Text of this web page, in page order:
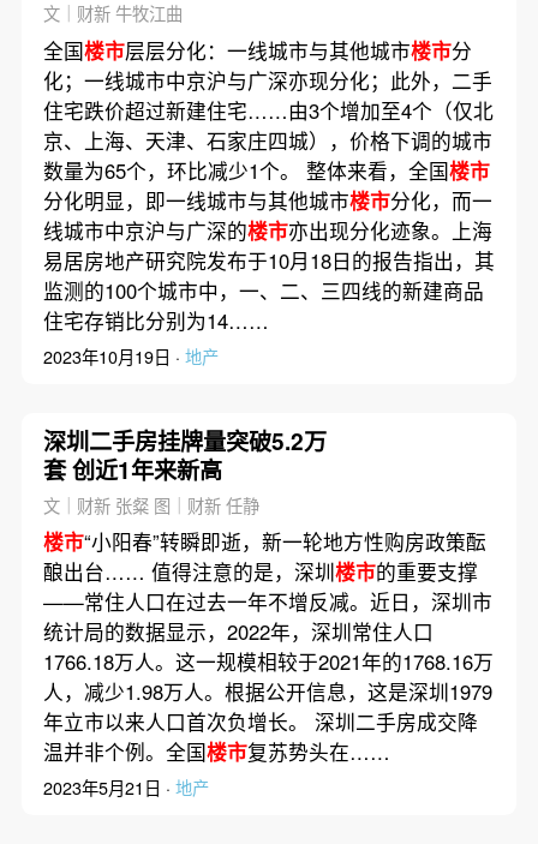
文｜财新 牛牧江曲
全国楼市层层分化：一线城市与其他城市楼市分
化；一线城市中京沪与广深亦现分化；此外，二手
住宅跌价超过新建住宅……由3个增加至4个（仅北
京、上海、天津、石家庄四城），价格下调的城市
数量为65个，环比减少1个。 整体来看，全国楼市
分化明显，即一线城市与其他城市楼市分化，而一
线城市中京沪与广深的楼市亦出现分化迹象。上海
易居房地产研究院发布于10月18日的报告指出，其
监测的100个城市中，一、二、三四线的新建商品
住宅存销比分别为14……
2023年10月19日 · 地产
深圳二手房挂牌量突破5.2万
套 创近1年来新高
文｜财新 张粲 图｜财新 任静
楼市“小阳春”转瞬即逝，新一轮地方性购房政策酝
酿出台…… 值得注意的是，深圳楼市的重要支撑
——常住人口在过去一年不增反减。近日，深圳市
统计局的数据显示，2022年，深圳常住人口
1766.18万人。这一规模相较于2021年的1768.16万
人，减少1.98万人。根据公开信息，这是深圳1979
年立市以来人口首次负增长。 深圳二手房成交降
温并非个例。全国楼市复苏势头在……
2023年5月21日 · 地产